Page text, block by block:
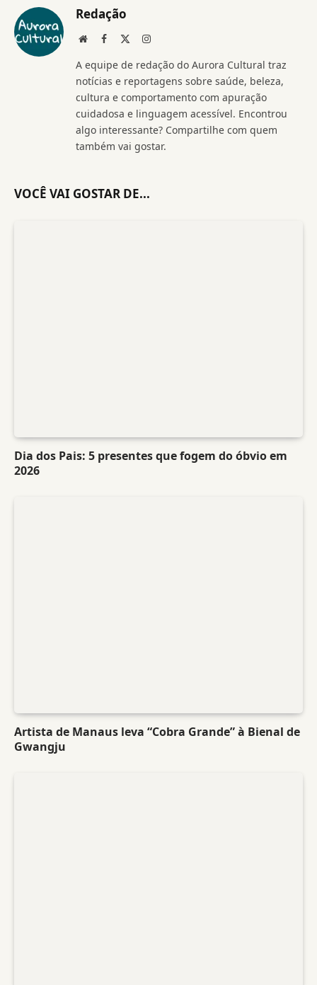
Redação
WebsiteFacebook Instagram
A equipe de redação do Aurora Cultural traz
notícias e reportagens sobre saúde, beleza,
cultura e comportamento com apuração
cuidadosa e linguagem acessível. Encontrou
algo interessante? Compartilhe com quem
também vai gostar.
VOCÊ VAI GOSTAR DE...
Dia dos Pais: 5 presentes que fogem do óbvio em
2026
Artista de Manaus leva “Cobra Grande” à Bienal de
Gwangju